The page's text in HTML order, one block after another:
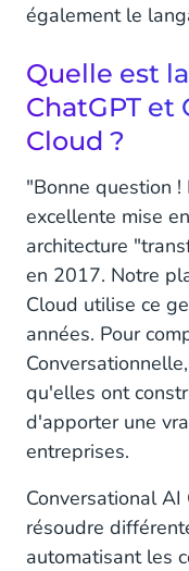
également le
Quelle est
ChatGPT et
Cloud ?
"Bonne question
excellente mise
architecture
en 2017. Notre
Cloud utilise ce
années. Pour
qu'elles ont
d'apporter une
entreprises.
Conversational
résoudre
automatisant les